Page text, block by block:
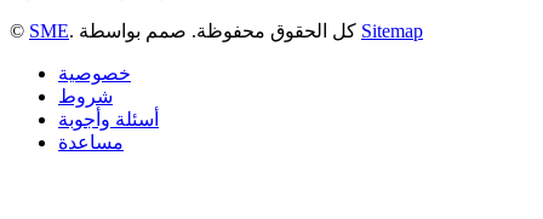
© SME Sitemap
خصوصية
شروط
أسئلة وأجوبة
مساعدة